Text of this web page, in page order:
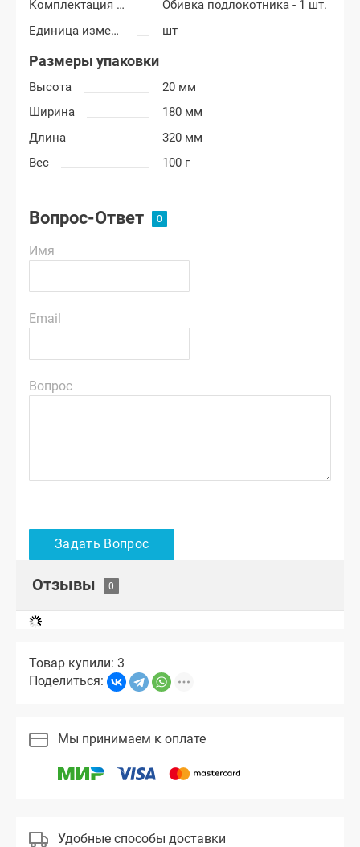
Комплектация подлокотника
Обивка подлокотника - 1 шт.
Единица измерения
шт
Размеры упаковки
Высота
20 мм
Ширина
180 мм
Длина
320 мм
Вес
100 г
Вопрос-Ответ
Имя
Email
Вопрос
Отзывы
Товар купили: 3
Поделиться:
Мы принимаем к оплате
Удобные способы доставки